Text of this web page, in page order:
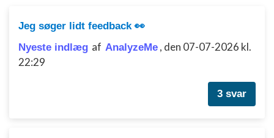
Jeg søger lidt feedback 👀
Nyeste indlæg af AnalyzeMe , den 07-07-2026 kl.
22:29
3 svar
Bruge begrænsede oplysninger til at vælge